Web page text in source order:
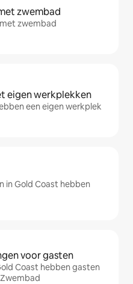
zwembad
zwembad
eigen werkplekken
een eigen werkplek
in Gold Coast hebben
voor gasten
Coast hebben gasten